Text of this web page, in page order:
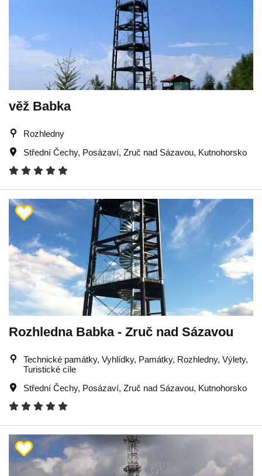
věž Babka
Rozhledny
Střední Čechy, Posázaví, Zruč nad Sázavou, Kutnohorsko
Rozhledna Babka - Zruč nad Sázavou
Technické památky, Vyhlídky, Památky, Rozhledny, Výlety,
Turistické cíle
Střední Čechy, Posázaví, Zruč nad Sázavou, Kutnohorsko